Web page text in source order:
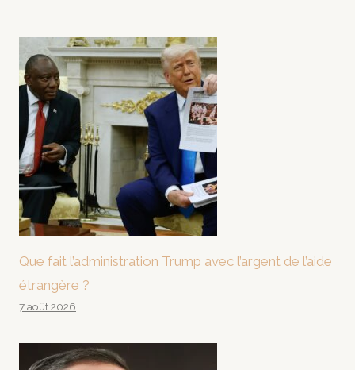
Que fait l’administration Trump avec l’argent de l’aide
étrangère ?
7 août 2026